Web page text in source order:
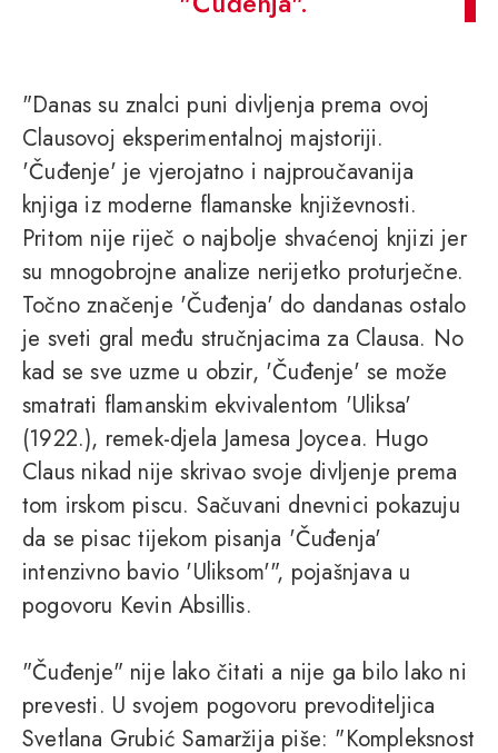
"Danas su znalci puni divljenja prema ovoj
Clausovoj eksperimentalnoj majstoriji.
'Čuđenje' je vjerojatno i najproučavanija
knjiga iz moderne flamanske književnosti.
Pritom nije riječ o najbolje shvaćenoj knjizi jer
su mnogobrojne analize nerijetko proturječne.
Točno značenje 'Čuđenja' do dandanas ostalo
je sveti gral među stručnjacima za Clausa. No
kad se sve uzme u obzir, 'Čuđenje' se može
smatrati flamanskim ekvivalentom 'Uliksa'
(1922.), remek-djela Jamesa Joycea. Hugo
Claus nikad nije skrivao svoje divljenje prema
tom irskom piscu. Sačuvani dnevnici pokazuju
da se pisac tijekom pisanja 'Čuđenja'
intenzivno bavio 'Uliksom'", pojašnjava u
pogovoru Kevin Absillis.
"Čuđenje" nije lako čitati a nije ga bilo lako ni
prevesti. U svojem pogovoru prevoditeljica
Svetlana Grubić Samaržija piše: "Kompleksnost